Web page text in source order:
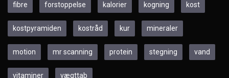
fibre forstoppelse kalorier kogning kost
kostpyramiden kostråd kur mineraler
motion mr scanning protein stegning vand
vitaminer vægttab